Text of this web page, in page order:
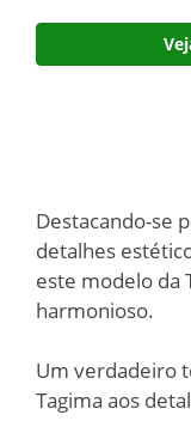
Destacando-se
detalhes
este modelo da
harmonioso.
Um verdadeiro
Tagima aos